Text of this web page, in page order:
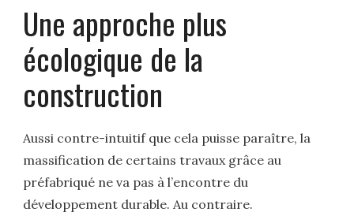
Une approche plus
écologique de la
construction
Aussi contre-intuitif que cela puisse paraître, la
massification de certains travaux grâce au
préfabriqué ne va pas à l’encontre du
développement durable. Au contraire.